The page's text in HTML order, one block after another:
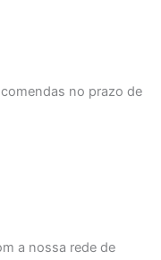
no prazo de
a nossa rede de